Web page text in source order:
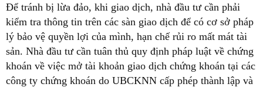
Để tránh bị lừa đảo, khi giao dịch, nhà đầu tư cần phải
kiểm tra thông tin trên các sàn giao dịch để có cơ sở pháp
lý bảo vệ quyền lợi của mình, hạn chế rủi ro mất mát tài
sản. Nhà đầu tư cần tuân thủ quy định pháp luật về chứng
khoán về việc mở tài khoản giao dịch chứng khoán tại các
công ty chứng khoán do UBCKNN cấp phép thành lập và